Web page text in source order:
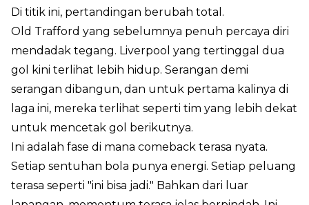
Di titik ini, pertandingan berubah total.
Old Trafford yang sebelumnya penuh percaya diri
mendadak tegang. Liverpool yang tertinggal dua
gol kini terlihat lebih hidup. Serangan demi
serangan dibangun, dan untuk pertama kalinya di
laga ini, mereka terlihat seperti tim yang lebih dekat
untuk mencetak gol berikutnya.
Ini adalah fase di mana comeback terasa nyata.
Setiap sentuhan bola punya energi. Setiap peluang
terasa seperti "ini bisa jadi." Bahkan dari luar